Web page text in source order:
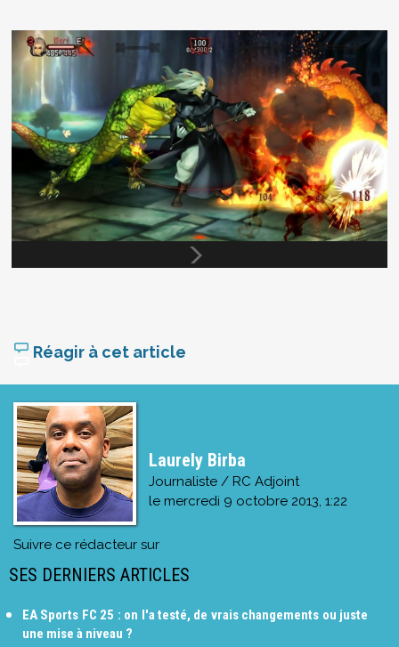
Réagir à cet article
Laurely Birba
Journaliste / RC Adjoint
le mercredi 9 octobre 2013, 1:22
Suivre ce rédacteur sur
SES DERNIERS ARTICLES
EA Sports FC 25 : on l'a testé, de vrais changements ou juste
une mise à niveau ?